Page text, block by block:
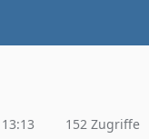
152 Zugriffe